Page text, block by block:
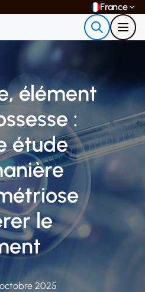
France
élément
:
étude
le
octobre 2025